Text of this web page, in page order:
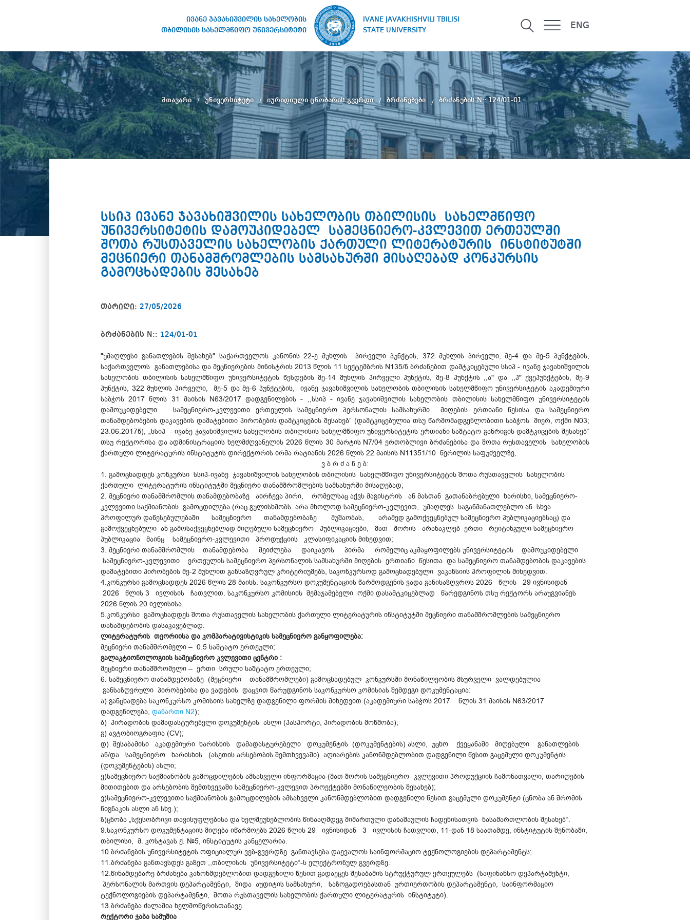
ივანე ჯავახიშვილის სახელობის
თბილისის სახელმწიფო უნივერსიტეტი
IVANE JAVAKHISHVILI TBILISI
STATE UNIVERSITY
ENG
სახელობის თბილისის
სახელმწიფო უნივერსიტეტი
მთავარი უნივერსიტეტი იურიდიული ცნობარის გვერდი ბრძანებები ბრძანების N:: 124/01-01
სსიპ ივანე ჯავახიშვილის სახელობის თბილისის სახელმწიფო
უნივერსიტეტის დამოუკიდებელ სამეცნიერო-კვლევით ერთეულში
შოთა რუსთაველის სახელობის ქართული ლიტერატურის ინსტიტუტში
მეცნიერი თანამშრომლების სამსახურში მისაღებად კონკურსის
გამოცხადების შესახებ
თარიღი: 27/05/2026
ბრძანების N:: 124/01-01
"უმაღლესი განათლების შესახებ" საქართველოს კანონის 22-ე მუხლის პირველი პუნქტის, 372 მუხლის პირველი, მე-4 და მე-5 პუნქტების,
საქართველოს განათლებისა და მეცნიერების მინისტრის 2013 წლის 11 სექტემბრის N135/ნ ბრძანებით დამტკიცებული სსიპ - ივანე ჯავახიშვილის
სახელობის თბილისის სახელმწიფო უნივერსიტეტის წესდების მე-14 მუხლის პირველი პუნქტის, მე-8 პუნქტის ,,ა" და ,,პ" ქვეპუნქტების, მე-9
პუნქტის, 322 მუხლის პირველი, მე-5 და მე-6 პუნქტების, ივანე ჯავახიშვილის სახელობის თბილისის სახელმწიფო უნივერსიტეტის აკადემიური
საბჭოს 2017 წლის 31 მაისის N63/2017 დადგენილების - ,,სსიპ - ივანე ჯავახიშვილის სახელობის თბილისის სახელმწიფო უნივერსიტეტის
დამოუკიდებელი სამეცნიერო-კვლევითი ერთეულის სამეცნიერო პერსონალის სამსახურში მიღების ერთიანი წესისა და სამეცნიერო
თანამდებობების დაკავების დამატებითი პირობების დამტკიცების შესახებ” (დამტკიცებულია თსუ წარმომადგენლობითი საბჭოს მიერ, ოქმი N03;
23.06.2017წ), „სსიპ - ივანე ჯავახიშვილის სახელობის თბილისის სახელმწიფო უნივერსიტეტის ერთიანი საშტატო განრიგის დამტკიცების შესახებ“
თსუ რექტორისა და ადმინისტრაციის ხელმძღვანელის 2026 წლის 30 მარტის N7/04 ერთობლივი ბრძანებისა და შოთა რუსთაველის სახელობის
ქართული ლიტერატურის ინსტიტუტის დირექტორის ირმა რატიანის 2026 წლის 22 მაისის N11351/10 წერილის საფუძველზე,
ვ ბ რ ძ ა ნ ე ბ:
1. გამოცხადდეს კონკურსი სსიპ-ივანე ჯავახიშვილის სახელობის თბილისის სახელმწიფო უნივერსიტეტის შოთა რუსთაველის სახელობის
ქართული ლიტერატურის ინსტიტუტში მეცნიერი თანამშრომლების სამსახურში მისაღებად;
2. მეცნიერი თანამშრომლის თანამდებობაზე აირჩევა პირი, რომელსაც აქვს მაგისტრის ან მასთან გათანაბრებული ხარისხი, სამეცნიერო-
კვლევითი საქმიანობის გამოცდილება (რაც გულისხმობს არა მხოლოდ სამეცნიერო-კვლევით, უმაღლეს საგანმანათლებლო ან სხვა
პროფილურ დაწესებულებაში სამეცნიერო თანამდებობაზე მუშაობას, არამედ გამოქვეყნებულ სამეცნიერო პუბლიკაციებსაც) და
გამოქვეყნებული ან გამოსაქვეყნებლად მიღებული სამეცნიერო პუბლიკაციები, მათ შორის არანაკლებ ერთი რეიტინგული სამეცნიერო
პუბლიკაცია მაინც სამეცნიერო-კვლევითი პროდუქციის კლასიფიკაციის მიხედვით;
3. მეცნიერი თანამშრომლის თანამდებობა შეიძლება დაიკავოს პირმა რომელიც აკმაყოფილებს უნივერსიტეტის დამოუკიდებელი
სამეცნიერო-კვლევითი ერთეულის სამეცნიერო პერსონალის სამსახურში მიღების ერთიანი წესითა და სამეცნიერო თანამდებობის დაკავების
დამატებითი პირობების მე-2 მუხლით განსაზღვრულ კრიტერიუმებს, საკონკურსოდ გამოცხადებული ვაკანსიის პროფილის მიხედვით.
4.კონკურსი გამოცხადდეს 2026 წლის 28 მაისს. საკონკურსო დოკუმენტაციის წარმოდგენის ვადა განისაზღვროს 2026 წლის 29 ივნისიდან
2026 წლის 3 ივლისის ჩათვლით. საკონკურსო კომისიის შემაჯამებელი ოქმი დასამტკიცებლად წარედგინოს თსუ რექტორს არაუგვიანეს
2026 წლის 20 ივლისისა.
5.კონკურსი გამოცხადდეს შოთა რუსთაველის სახელობის ქართული ლიტერატურის ინსტიტუტში მეცნიერი თანამშრომლების სამეცნიერო
თანამდებობის დასაკავებლად:
ლიტერატურის თეორიისა და კომპარატივისტიკის სამეცნიერო განყოფილება:
მეცნიერი თანამშრომელი – 0.5 საშტატო ერთეული;
გალაკტიონოლოგიის სამეცნიერო კვლევითი ცენტრი :
მეცნიერი თანამშრომელი – ერთი სრული საშტატო ერთეული;
6. სამეცნიერო თანამდებობაზე (მეცნიერი თანამშრომლები) გამოცხადებულ კონკურსში მონაწილეობის მსურველი ვალდებულია
განსაზღვრული პირობებისა და ვადების დაცვით წარუდგინოს საკონკურსო კომისიას შემდეგი დოკუმენტაცია:
ა) განცხადება საკონკურსო კომისიის სახელზე დადგენილი ფორმის მიხედვით (აკადემიური საბჭოს 2017 წლის 31 მაისის N63/2017
დადგენილება, დანართი N2);
ბ) პირადობის დამადასტურებელი დოკუმენტის ასლი (პასპორტი, პირადობის მოწმობა);
გ) ავტობიოგრაფია (CV);
დ) შესაბამისი აკადემიური ხარისხის დამადასტურებელი დოკუმენტის (დოკუმენტების) ასლი, უცხო ქვეყანაში მიღებული განათლების
ან/და სამეცნიერო ხარისხის (ასეთის არსებობის შემთხვევაში) აღიარების კანონმდებლობით დადგენილი წესით გაცემული დოკუმენტის
(დოკუმენტების) ასლი;
ე)სამეცნიერო საქმიანობის გამოცდილების ამსახველი ინფორმაცია (მათ შორის სამეცნიერო- კვლევითი პროდუქციის ჩამონათვალი, თარიღების
მითითებით და არსებობის შემთხვევაში სამეცნიერო-კვლევით პროექტებში მონაწილეობის შესახებ);
ვ)სამეცნიერო-კვლევითი საქმიანობის გამოცდილების ამსახველი კანონმდებლობით დადგენილი წესით გაცემული დოკუმენტი (ცნობა ან შრომის
წიგნაკის ასლი ან სხვ.);
ზ)ცნობა „სქესობრივი თავისუფლებისა და ხელშეუხებლობის წინააღმდეგ მიმართული დანაშაულის ჩადენისათვის ნასამართლობის შესახებ“.
9.საკონკურსო დოკუმენტაციის მიღება იწარმოებს 2026 წლის 29 ივნისიდან 3 ივლისის ჩათვლით, 11-დან 18 საათამდე, ინსტიტუტის შენობაში,
თბილისი, მ. კოსტავას ქ. №5, ინსტიტუტის კანცელარია.
10.ბრძანების უნივერსიტეტის ოფიციალურ ვებ-გვერდზე განთავსება დაევალოს საინფორმაციო ტექნოლოგიების დეპარტამენტს;
11.ბრძანება განთავსდეს გაზეთ ,,თბილისის უნივერსიტეტი“-ს ელექტრონულ გვერდზე.
12.წინამდებარე ბრძანება კანონმდებლობით დადგენილი წესით გადაეცეს შესაბამის სტრუქტურულ ერთეულებს (საფინანსო დეპარტამენტი,
პერსონალის მართვის დეპარტამენტი, შიდა აუდიტის სამსახური, საზოგადოებასთან ურთიერთობის დეპარტამენტი, საინფორმაციო
ტექნოლოგიების დეპარტამენტი, შოთა რუსთაველის სახელობის ქართული ლიტერატურის ინსტიტუტი).
13.ბრძანება ძალაშია ხელმოწერისთანავე.
რექტორი ჯაბა სამუშია